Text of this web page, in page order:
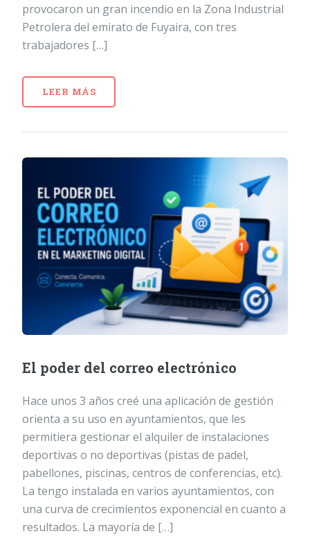
provocaron un gran incendio en la Zona Industrial
Petrolera del emirato de Fuyaira, con tres
trabajadores […]
LEER MÁS
El poder del correo electrónico
Hace unos 3 años creé una aplicación de gestión
orienta a su uso en ayuntamientos, que les
permitiera gestionar el alquiler de instalaciones
deportivas o no deportivas (pistas de padel,
pabellones, piscinas, centros de conferencias, etc).
La tengo instalada en varios ayuntamientos, con
una curva de crecimientos exponencial en cuanto a
resultados. La mayoría de […]